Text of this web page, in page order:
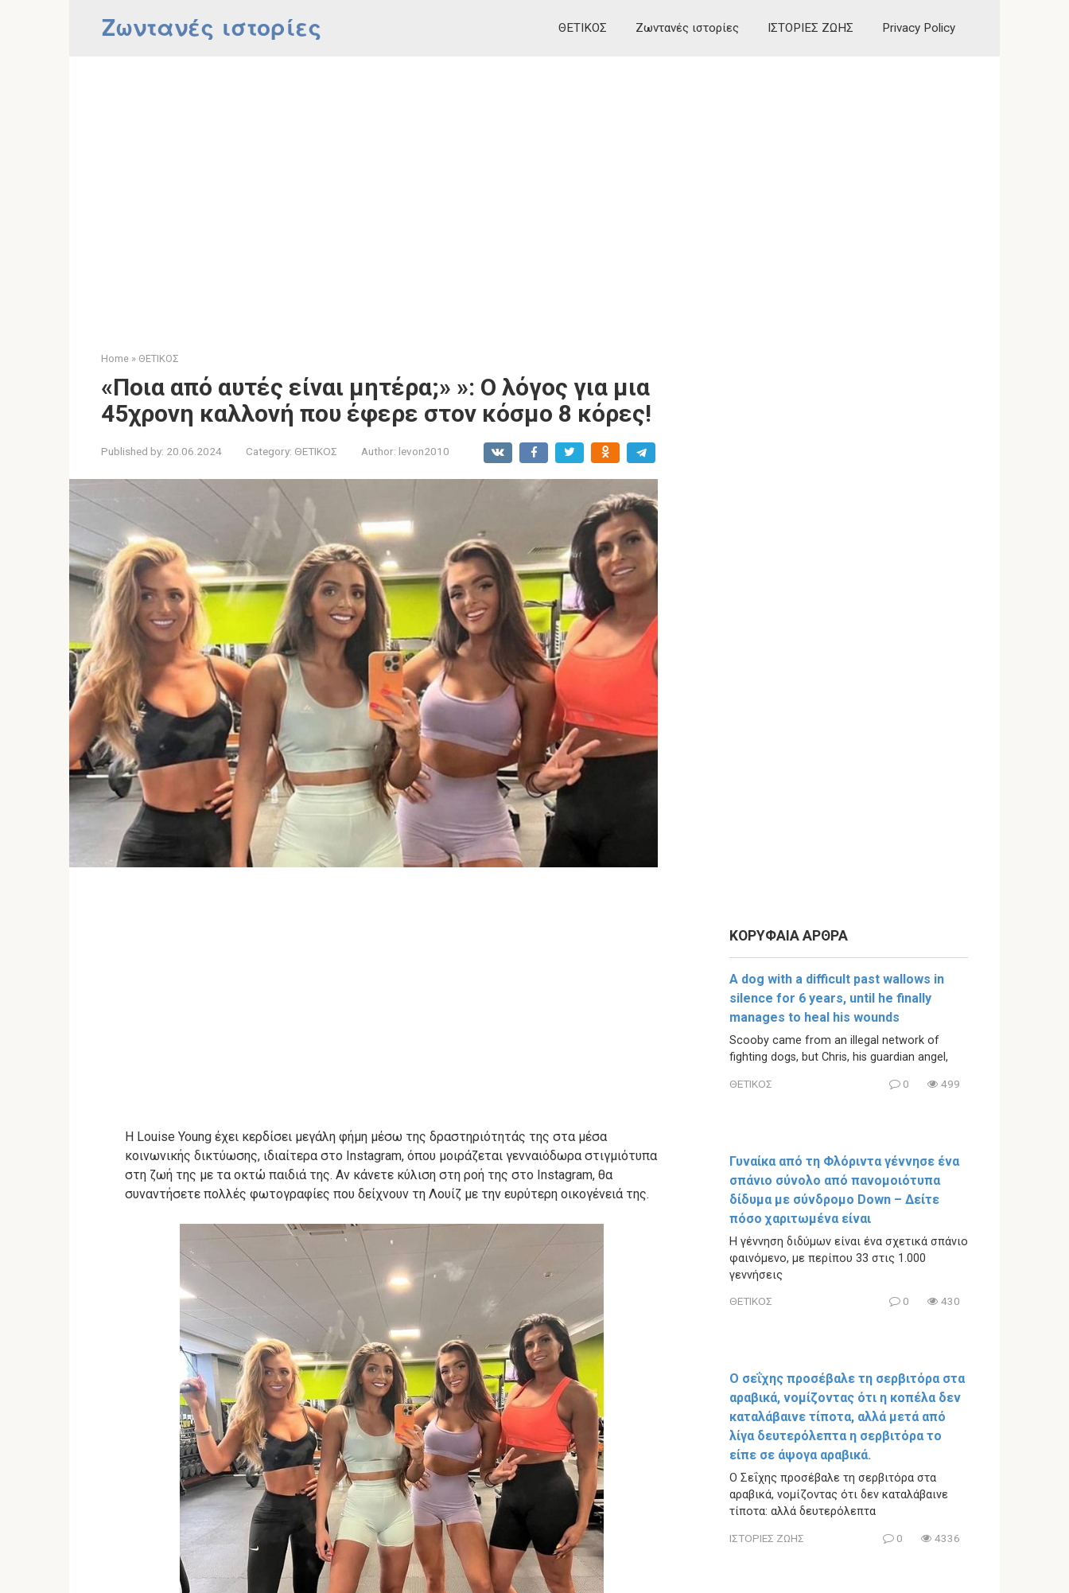
Ζωντανές ιστορίες ΘΕΤΙΚΟΣ Ζωντανές ιστορίες ΙΣΤΟΡΙΕΣ ΖΩΗΣ Privacy Policy
Home » ΘΕΤΙΚΟΣ
«Ποια από αυτές είναι μητέρα;» »: Ο λόγος για μια
45χρονη καλλονή που έφερε στον κόσμο 8 κόρες!
Published by: 20.06.2024 Category: ΘΕΤΙΚΟΣ Author: levon2010
Η Louise Young έχει κερδίσει μεγάλη φήμη μέσω της δραστηριότητάς της στα μέσα
κοινωνικής δικτύωσης, ιδιαίτερα στο Instagram, όπου μοιράζεται γενναιόδωρα στιγμιότυπα
στη ζωή της με τα οκτώ παιδιά της. Αν κάνετε κύλιση στη ροή της στο Instagram, θα
συναντήσετε πολλές φωτογραφίες που δείχνουν τη Λουίζ με την ευρύτερη οικογένειά της.
ΚΟΡΥΦΑΙΑ ΑΡΘΡΑ
A dog with a difficult past wallows in
silence for 6 years, until he finally
manages to heal his wounds
Scooby came from an illegal network of
fighting dogs, but Chris, his guardian angel,
ΘΕΤΙΚΟΣ 0 499
Γυναίκα από τη Φλόριντα γέννησε ένα
σπάνιο σύνολο από πανομοιότυπα
δίδυμα με σύνδρομο Down – Δείτε
πόσο χαριτωμένα είναι
Η γέννηση διδύμων είναι ένα σχετικά σπάνιο
φαινόμενο, με περίπου 33 στις 1.000
γεννήσεις
ΘΕΤΙΚΟΣ 0 430
Ο σεΐχης προσέβαλε τη σερβιτόρα στα
αραβικά, νομίζοντας ότι η κοπέλα δεν
καταλάβαινε τίποτα, αλλά μετά από
λίγα δευτερόλεπτα η σερβιτόρα το
είπε σε άψογα αραβικά.
Ο Σεΐχης προσέβαλε τη σερβιτόρα στα
αραβικά, νομίζοντας ότι δεν καταλάβαινε
τίποτα: αλλά δευτερόλεπτα
ΙΣΤΟΡΙΕΣ ΖΩΗΣ 0 4336